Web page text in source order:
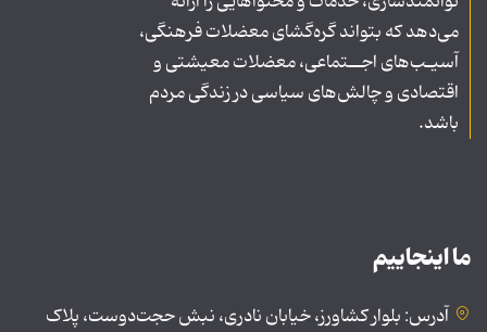
می‌دهد که بتواند گره‌گشای معضلات فرهنگی،
آسیـب‌های اجــتماعی، معضلات معیشتی و
اقتصادی و چالش‌های سیاسی در زندگی مردم
باشد.
ما اینجاییم
آدرس: بلوار کشاورز، خیابان نادری، نبش حجت‌دوست، پلاک